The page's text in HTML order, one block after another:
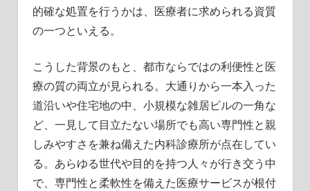
的確な処置を行うかは、医療者に求められる資質
の一つといえる。
こうした背景のもと、都市ならではの利便性と医
療の質の両立が見られる。大通りから一本入った
道沿いや住宅地の中、小規模な雑居ビルの一角な
ど、一見して目立たない場所でも高い専門性と親
しみやすさを兼ね備えた内科診療所が点在してい
る。あらゆる世代や目的を持つ人々が行き交う中
で、専門性と柔軟性を備えた医療サービスが根付